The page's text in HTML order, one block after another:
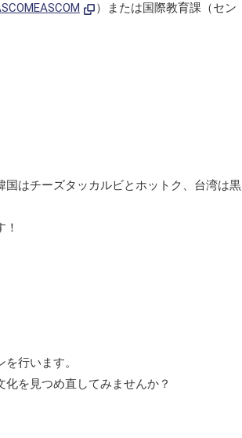
）または国際教育課（セン
はチーズタッカルビとホットク、台湾は黒
行います。
を見つめ直してみませんか？